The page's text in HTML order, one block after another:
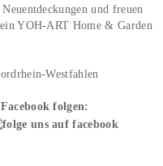
und freuen
YOH‑ART Home & Garden
Westfahlen
folgen: